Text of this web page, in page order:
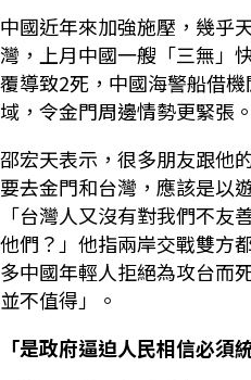
中國近年來加強施壓，幾乎
灣，上月中國一艘「三無」
覆導致2死，中國海警船借
域，令金門周邊情勢更緊張。
邵宏天表示，很多朋友跟他
要去金門和台灣，應該是以
「台灣人又沒有對我們不友
他們？」他指兩岸交戰雙方
多中國年輕人拒絕為攻台而
並不值得」。
「是政府逼迫人民相信必須統